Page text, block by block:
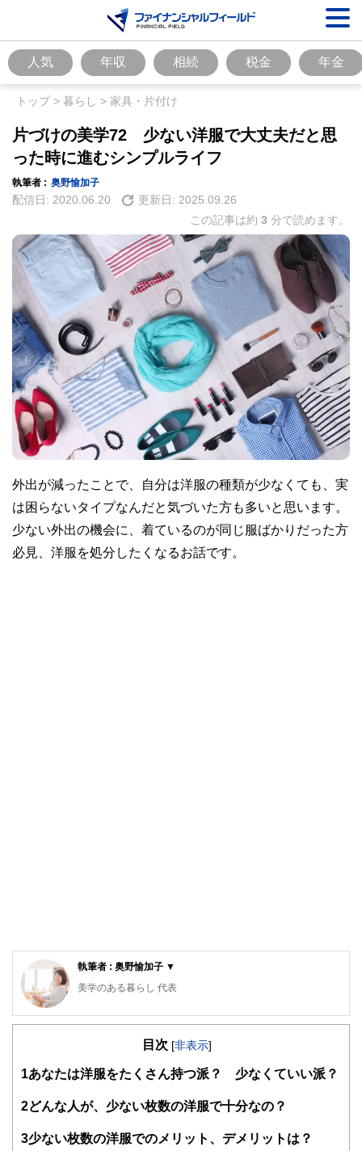
人気 年収 相続 税金 年金
トップ> 暮らし > 家具・片付け
片づけの美学72 少ない洋服で大丈夫だと思
った時に進むシンプルライフ
執筆者 : 奥野愉加子
配信日: 2020.06.20 更新日: 2025.09.26
この記事は約 3 分で読めます。
外出が減ったことで、自分は洋服の種類が少なくても、実
は困らないタイプなんだと気づいた方も多いと思います。
少ない外出の機会に、着ているのが同じ服ばかりだった方
必見、洋服を処分したくなるお話です。
執筆者 : 奥野愉加子 ▼
美学のある暮らし 代表
整理収納アドバイザー認定講師。(photo:キャラバンサライ)
学び、英国インターンや建築設計会社勤務を経て、2011年
２年間のドイツ生活を経験。帰国後の現在は建築家デザイン
ら、建築や暮らしに関連するような仕事をしたいと考え、
ザーの資格を取得。認定講師として資格取得のための講座を
定期的に主催している。
目次 [非表示]
1あなたは洋服をたくさん持つ派？ 少なくていい派？
2どんな人が、少ない枚数の洋服で十分なの？
3少ない枚数の洋服でのメリット、デメリットは？